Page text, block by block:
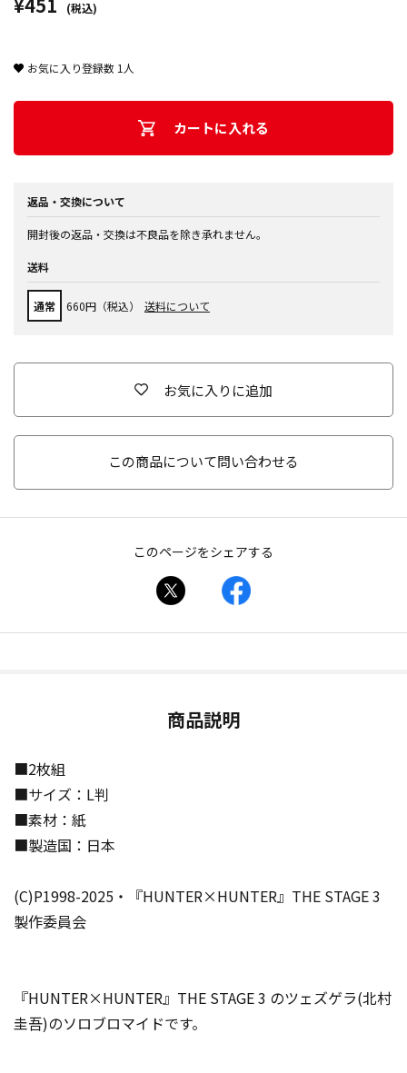
(税込)
お気に入り登録数 1 人
カートに入れる
返品・交換について
開封後の返品・交換は不良品を除き承れません。
送料
通常 660円（税込） 送料について
お気に入りに追加
この商品について問い合わせる
このページをシェアする
商品説明
■2枚組
■サイズ：L判
■素材：紙
■製造国：日本
(C)P1998-2025・『HUNTER×HUNTER』THE STAGE 3
製作委員会
『HUNTER×HUNTER』THE STAGE 3 のツェズゲラ(北村
圭吾)のソロブロマイドです。